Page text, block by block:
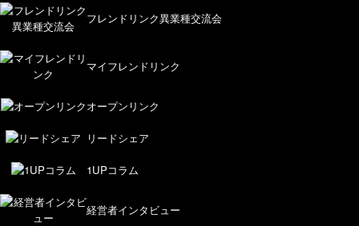
フレンドリンク異業種交流会
マイフレンドリンク
オープンリンク
リードシェア
1UPコラム
経営者インタビュー